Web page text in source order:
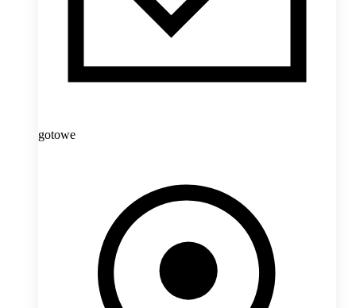
gotowe